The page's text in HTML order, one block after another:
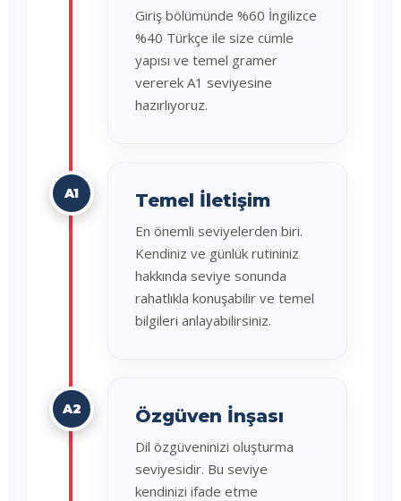
Giriş bölümünde %60 İngilizce
%40 Türkçe ile size cümle
yapısı ve temel gramer
vererek A1 seviyesine
hazırlıyoruz.
A1 Temel İletişim
En önemli seviyelerden biri.
Kendiniz ve günlük rutininiz
hakkında seviye sonunda
rahatlıkla konuşabilir ve temel
bilgileri anlayabilirsiniz.
A2 Özgüven İnşası
Dil özgüveninizi oluşturma
seviyesidir. Bu seviye
kendinizi ifade etme